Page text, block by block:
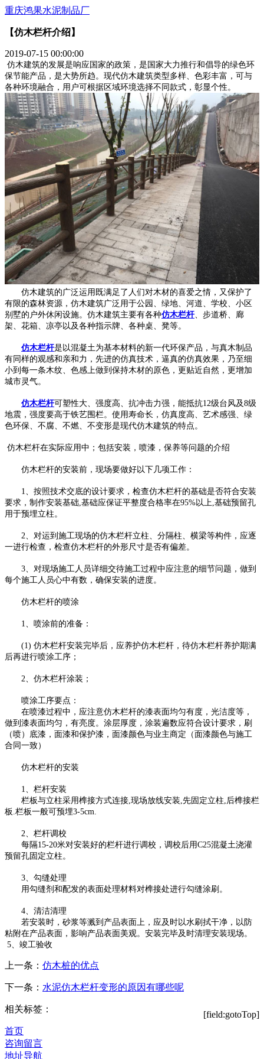
重庆鸿果水泥制品厂
【仿木栏杆介绍】
2019-07-15 00:00:00
仿木建筑的发展是响应国家的政策，是国家大力推行和倡导的绿色环
保节能产品，是大势所趋。现代仿木建筑类型多样、色彩丰富，可与
各种环境融合，用户可根据区域环境选择不同款式，彰显个性。
仿木建筑的广泛运用既满足了人们对木材的喜爱之情，又保护了
有限的森林资源，仿木建筑广泛用于公园、绿地、河道、学校、小区
别墅的户外休闲设施。仿木建筑主要有各种仿木栏杆、步道桥、廊
架、花箱、凉亭以及各种指示牌、各种桌、凳等。
仿木栏杆是以混凝土为基本材料的新一代环保产品，与真木制品
有同样的观感和亲和力，先进的仿真技术，逼真的仿真效果，乃至细
小到每一条木纹、色感上做到保持木材的原色，更贴近自然，更增加
城市灵气。
仿木栏杆可塑性大、强度高、抗冲击力强，能抵抗12级台风及8级
地震，强度要高于铁艺围栏。使用寿命长，仿真度高、艺术感强、绿
色环保、不腐、不燃、不变形是现代仿木建筑的特点。
仿木栏杆在实际应用中；包括安装，喷漆，保养等问题的介绍
仿木栏杆的安装前，现场要做好以下几项工作：
1、按照技术交底的设计要求，检查仿木栏杆的基础是否符合安装
要求，制作安装基础,基础应保证平整度合格率在95%以上,基础预留孔
用于预埋立柱。
2、对运到施工现场的仿木栏杆立柱、分隔柱、横梁等构件，应逐
一进行检查，检查仿木栏杆的外形尺寸是否有偏差。
3、对现场施工人员详细交待施工过程中应注意的细节问题，做到
每个施工人员心中有数，确保安装的进度。
仿木栏杆的喷涂
1、喷涂前的准备：
(1) 仿木栏杆安装完毕后，应养护仿木栏杆，待仿木栏杆养护期满
后再进行喷涂工序；
2、仿木栏杆涂装；
喷涂工序要点：
在喷漆过程中，应注意仿木栏杆的漆表面均匀有度，光洁度等，
做到漆表面均匀，有亮度。涂层厚度，涂装遍数应符合设计要求，刷
（喷）底漆，面漆和保护漆，面漆颜色与业主商定（面漆颜色与施工
合同一致）
仿木栏杆的安装
1、栏杆安装
栏板与立柱采用榫接方式连接,现场放线安装,先固定立柱,后榫接栏
板.栏板一般可预埋3-5cm.
2、栏杆调校
每隔15-20米对安装好的栏杆进行调校，调校后用C25混凝土浇灌
预留孔固定立柱。
3、勾缝处理
用勾缝剂和配发的表面处理材料对榫接处进行勾缝涂刷。
4、清洁清理
若安装时，砂浆等溅到产品表面上，应及时以水刷拭干净，以防
粘附在产品表面，影响产品表面美观。安装完毕及时清理安装现场。
5、竣工验收
上一条： 仿木桩的优点
下一条： 水泥仿木栏杆变形的原因有哪些呢
相关标签：
[field:gotoTop]
首页
咨询留言
地址导航